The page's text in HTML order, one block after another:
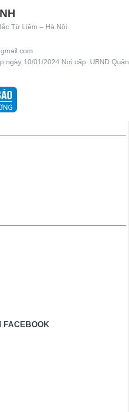
Từ Liêm – Hà Nội
ngày 10/01/2024 Nơi cấp: UBND Quận
FACEBOOK